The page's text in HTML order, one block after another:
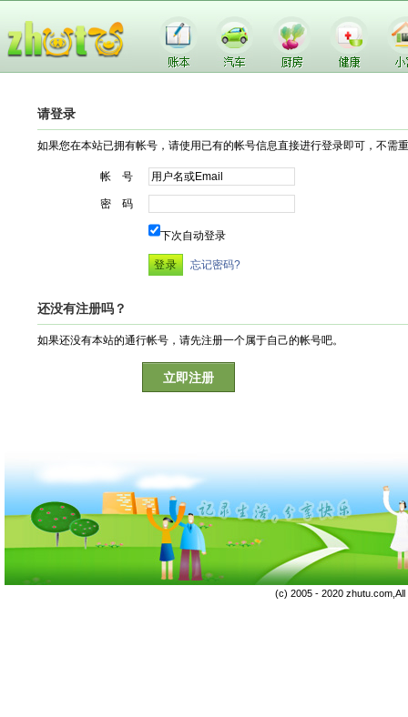
请登录
如果您在本站已拥有帐号，请使用已有的帐号信息直接进行登录即可，不需
帐 号
密 码
下次自动登录
忘记密码?
还没有注册吗？
如果还没有本站的通行帐号，请先注册一个属于自己的帐号吧。
立即注册
(c) 2005 - 2020